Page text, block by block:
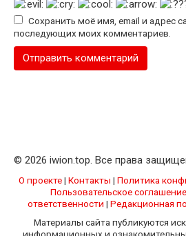
Сохранить моё имя, email и адрес
последующих моих комментариев.
© 2026 iwion.top. Все права
О проекте| Контакты | Политика
Пользовательское соглашение
ответственности | Редакционная
Материалы сайта публикуются